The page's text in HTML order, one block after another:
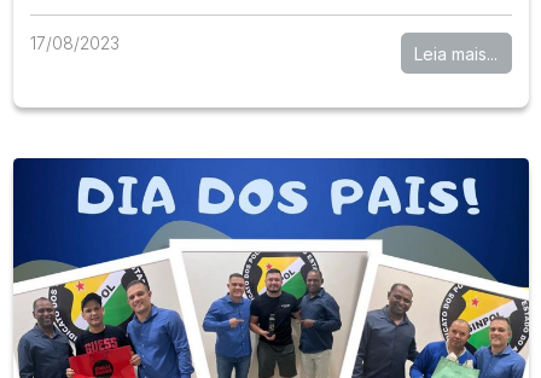
17/08/2023 Leia mais...